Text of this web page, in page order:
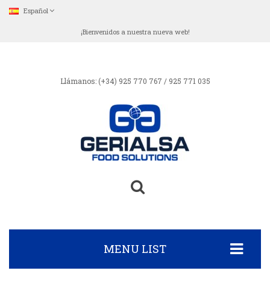
Español
¡Bienvenidos a nuestra nueva web!
Llámanos: (+34) 925 770 767 / 925 771 035
MENU LIST